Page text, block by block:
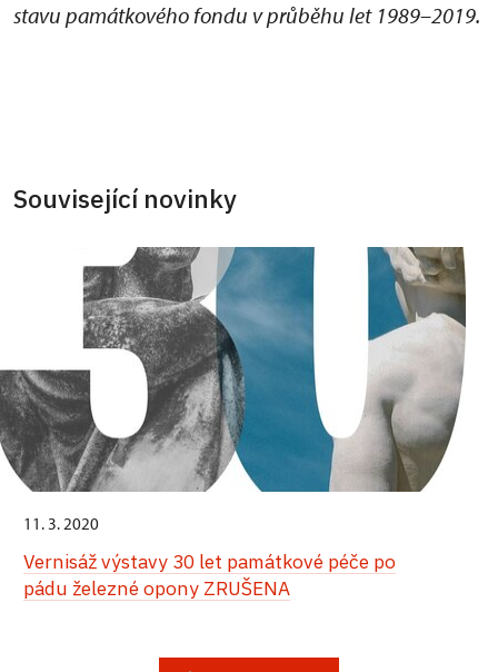
stavu památkového fondu v průběhu let 1989–2019.
Související novinky
11. 3. 2020
Vernisáž výstavy 30 let památkové péče po
pádu železné opony ZRUŠENA